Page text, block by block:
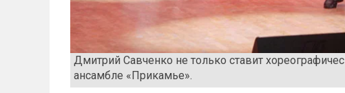
Дмитрий Савченко не только ставит
ансамбле «Прикамье».